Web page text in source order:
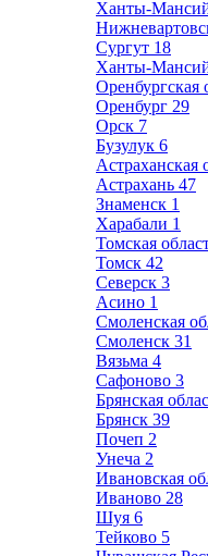
Ханты-
Сургут 18
Ханты-
Оренбургская
Оренбург 29
Орск 7
Бузулук 6
Астраханская
Астрахань 47
Знаменск 1
Харабали 1
Томская
Томск 42
Северск 3
Асино 1
Смоленская
Смоленск 31
Вязьма 4
Сафоново 3
Брянская
Брянск 39
Почеп 2
Унеча 2
Ивановская
Иваново 28
Шуя 6
Тейково 5